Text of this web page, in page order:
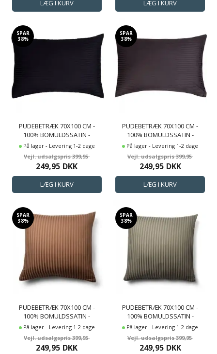
SPAR
38%
PUDEBETRÆK 70X100 CM -
100% BOMULDSSATIN -
GAVLPUDE - KLASSISK
MØRKEBLÅ STRIBER
På lager - Levering 1-2 dage
399,95
249,95 DKK
SPAR
38%
PUDEBETRÆK 70X100 CM -
100% BOMULDSSATIN -
GAVLPUDE - KLASSISK
MØRKEGRÅ STRIBER
På lager - Levering 1-2 dage
399,95
249,95 DKK
SPAR
38%
PUDEBETRÆK 70X100 CM -
100% BOMULDSSATIN -
GAVLPUDE - KLASSISK
OKKERFARVET STRIBER
På lager - Levering 1-2 dage
399,95
249,95 DKK
SPAR
38%
PUDEBETRÆK 70X100 CM -
100% BOMULDSSATIN -
GAVLPUDE - KLASSISK
OLIVENFARVET STRIBER
På lager - Levering 1-2 dage
399,95
249,95 DKK